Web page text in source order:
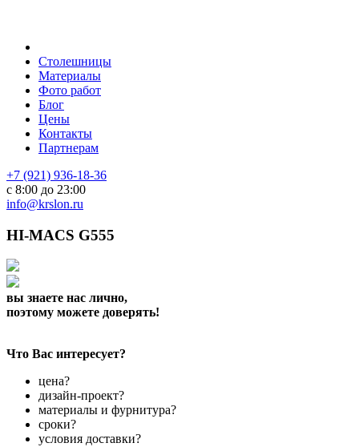
Столешницы
Материалы
Фото работ
Блог
Цены
Контакты
Партнерам
+7 (921) 936-18-36
с 8:00 до 23:00
info@krslon.ru
HI-MACS G555
вы знаете нас лично,
поэтому можете доверять!
Что Вас интересует?
цена?
дизайн-проект?
материалы и фурнитура?
сроки?
условия доставки?